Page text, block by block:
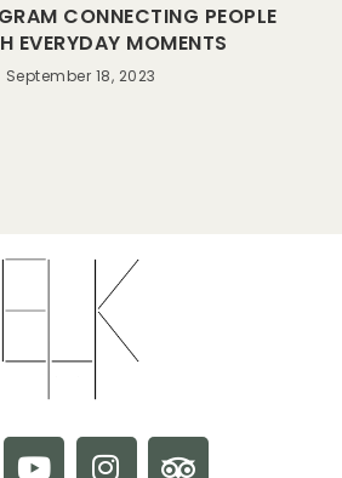
CONNECTING PEOPLE
EVERYDAY MOMENTS
September 18, 2023